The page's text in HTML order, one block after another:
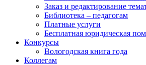
Заказ и редактирование
Библиотека – педагогам
Платные услуги
Бесплатная юридическая
Конкурсы
Вологодская книга года
Коллегам